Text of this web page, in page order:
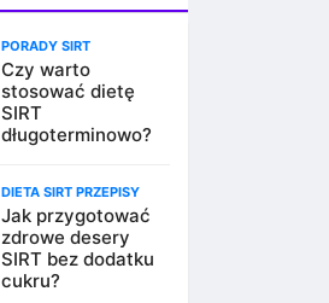
PORADY SIRT
Czy warto
stosować dietę
SIRT
długoterminowo?
DIETA SIRT PRZEPISY
Jak przygotować
zdrowe desery
SIRT bez dodatku
cukru?